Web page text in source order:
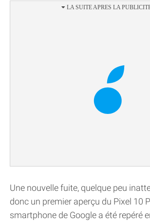
Une nouvelle fuite, quelque peu
donc un premier aperçu du Pixel 10
smartphone de Google a été repéré